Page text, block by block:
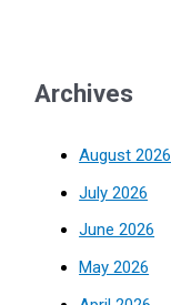
Archives
August 2026
July 2026
June 2026
May 2026